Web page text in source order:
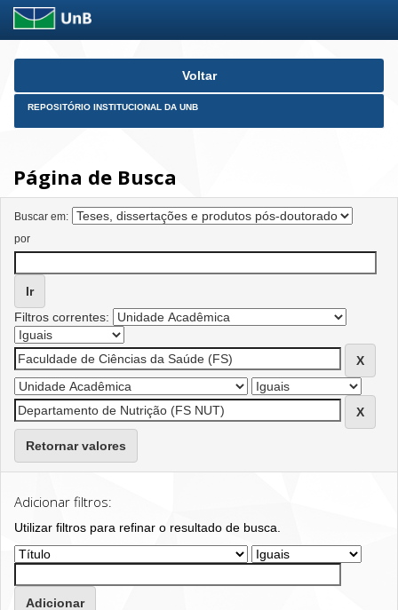
Skip
Voltar
REPOSITÓRIO INSTITUCIONAL DA UNB
Página de Busca
Buscar em:
por
Filtros correntes:
Retornar valores
Adicionar filtros:
Utilizar filtros para refinar o resultado de busca.